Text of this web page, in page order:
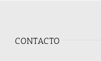
CONTACTO